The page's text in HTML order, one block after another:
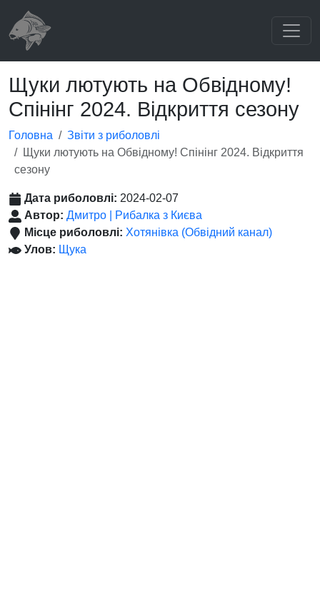
Щуки лютують на Обвідному!
Спінінг 2024. Відкриття сезону
Головна
Звіти з риболовлі
Щуки лютують на Обвідному! Спінінг 2024. Відкриття
сезону
Дата риболовлі: 2024-02-07
Автор: Дмитро | Рибалка з Києва
Місце риболовлі: Хотянівка (Обвідний канал)
Улов: Щука